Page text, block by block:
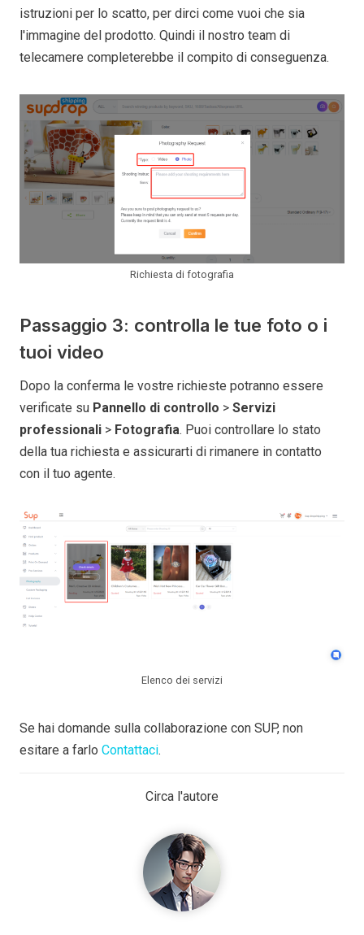
istruzioni per lo scatto, per dirci come vuoi che sia
l'immagine del prodotto. Quindi il nostro team di
telecamere completerebbe il compito di conseguenza.
Richiesta di fotografia
Passaggio 3: controlla le tue foto o i
tuoi video
Dopo la conferma le vostre richieste potranno essere
verificate su Pannello di controllo > Servizi
professionali > Fotografia. Puoi controllare lo stato
della tua richiesta e assicurarti di rimanere in contatto
con il tuo agente.
Elenco dei servizi
Se hai domande sulla collaborazione con SUP, non
esitare a farlo Contattaci.
Circa l'autore